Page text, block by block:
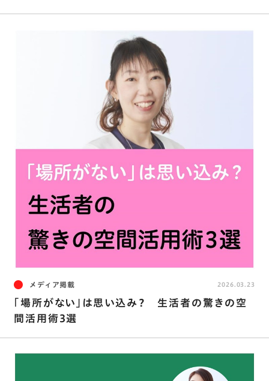
メディア掲載
｢場所がない｣は思い込み？ 生活者の驚きの空
間活用術3選
2026.03.23